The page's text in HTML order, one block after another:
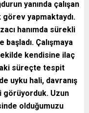
yanında çalışan
görev yapmaktaydı.
hanımda sürekli
Çalışmaya
kendisine ilaç
süreçte tespit
uyku hali, davranış
görüyorduk. Uzun
olduğumuzu